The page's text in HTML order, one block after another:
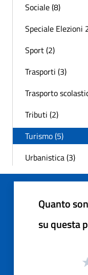
Sociale (8)
Speciale Elezioni
Sport (2)
Trasporti (3)
Trasporto
Tributi (2)
Turismo (5)
Urbanistica (3)
Quanto
su questa